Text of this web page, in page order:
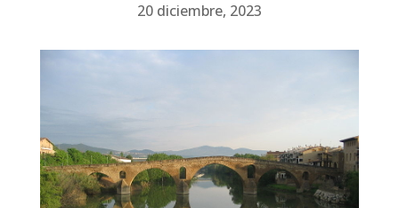
20 diciembre, 2023